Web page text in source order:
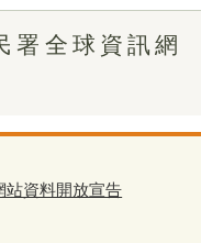
署全球資訊網
站資料開放宣告